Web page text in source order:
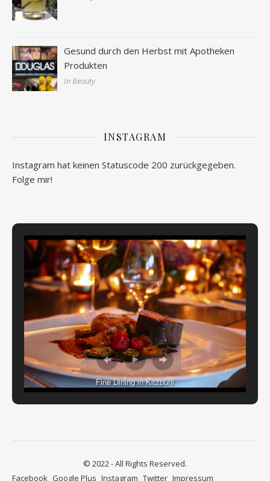
Gesund durch den Herbst mit Apotheken
Produkten
In Beauty
INSTAGRAM
Instagram hat keinen Statuscode 200 zurückgegeben.
Folge mir!
Fine Dining in Kitzbühl
© 2022 - All Rights Reserved.
Facebook Google Plus Instagram Twitter Impressum